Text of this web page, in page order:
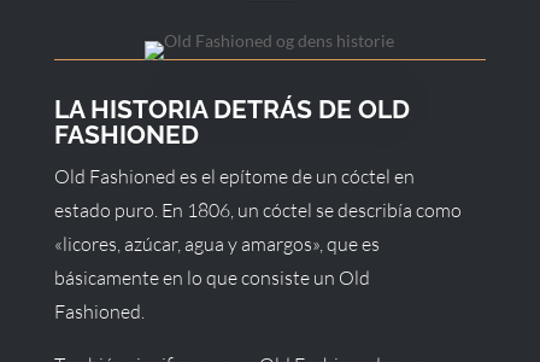
LA HISTORIA DETRÁS DE OLD
FASHIONED
Old Fashioned es el epítome de un cóctel en
estado puro. En 1806, un cóctel se describía como
«licores, azúcar, agua y amargos», que es
básicamente en lo que consiste un Old
Fashioned.